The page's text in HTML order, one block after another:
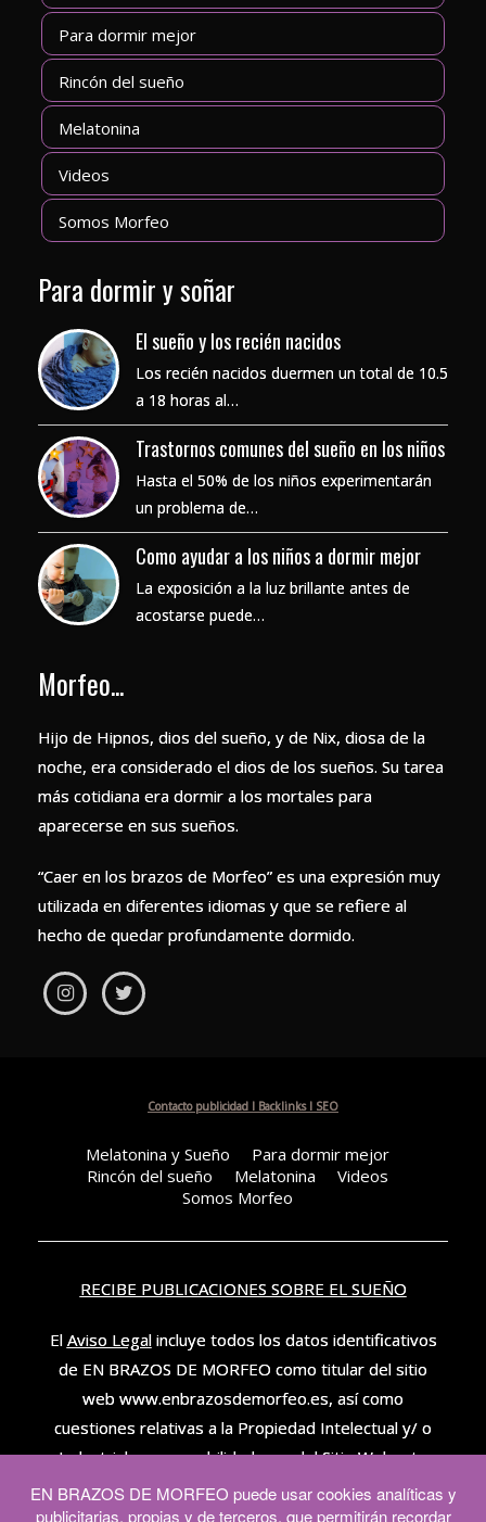
EN BRAZOS DE MORFEO puede usar cookies analíticas y
publicitarias, propias y de terceros, que permitirán recordar
Para dormir mejor
Rincón del sueño
Melatonina
Videos
Somos Morfeo
Para dormir y soñar
El sueño y los recién nacidos
Los recién nacidos duermen un total de 10.5
a 18 horas al…
Trastornos comunes del sueño en los niños
Hasta el 50% de los niños experimentarán
un problema de…
Como ayudar a los niños a dormir mejor
La exposición a la luz brillante antes de
acostarse puede…
Morfeo...
Hijo de Hipnos, dios del sueño, y de Nix, diosa de la
noche, era considerado el dios de los sueños. Su tarea
más cotidiana era dormir a los mortales para
aparecerse en sus sueños.
“Caer en los brazos de Morfeo” es una expresión muy
utilizada en diferentes idiomas y que se refiere al
hecho de quedar profundamente dormido.
Contacto publicidad I Backlinks I SEO
Melatonina y Sueño
Para dormir mejor
Rincón del sueño
Melatonina
Videos
Somos Morfeo
RECIBE PUBLICACIONES SOBRE EL SUEÑO
El Aviso Legal incluye todos los datos identificativos
de EN BRAZOS DE MORFEO como titular del sitio
web www.enbrazosdemorfeo.es, así como
cuestiones relativas a la Propiedad Intelectual y/ o
Industrial, responsabilidad, uso del Sitio Web, etc.
– – – –